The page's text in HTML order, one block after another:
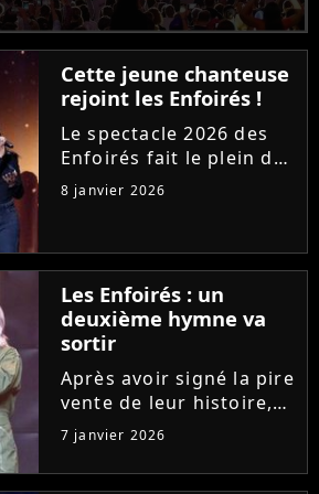
Cette jeune chanteuse
rejoint les Enfoirés !
Le spectacle 2026 des
Enfoirés fait le plein de
recrues. Après Helena
ou Marine, une jeune
française est fière
d'annoncer son arrivée
dans la troupe.
Découvrez...
8 janvier 2026
Les Enfoirés : un
deuxième hymne va
sortir
Après avoir signé la pire
vente de leur histoire,
Les Enfoirés se
réinventent pour leur
spectacle 2026 avec
7 janvier 2026